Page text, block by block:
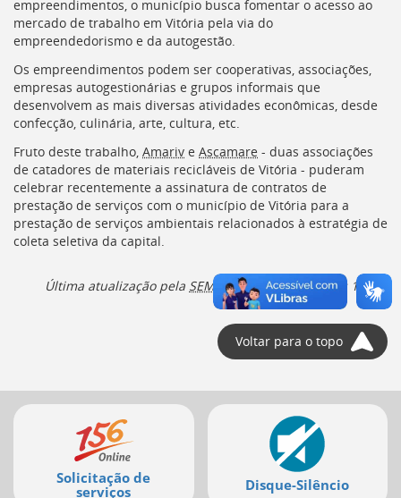
lista
de
secretarias
[]
Ir
para
a
página
de
legislação
[]
Ir
para
a
de
notícias
desta
para
empreendimentos, o município busca fomentar o acesso ao
mercado de trabalho em Vitória pela via do
empreendedorismo e da autogestão.
Os empreendimentos podem ser cooperativas, associações,
empresas autogestionárias e grupos informais que
desenvolvem as mais diversas atividades econômicas, desde
confecção, culinária, arte, cultura, etc.
Fruto deste trabalho, Amariv e Ascamare - duas associações
de catadores de materiais recicláveis de Vitória - puderam
celebrar recentemente a assinatura de contratos de
prestação de serviços com o município de Vitória para a
prestação de serviços ambientais relacionados à estratégia de
coleta seletiva da capital.
Última atualização pela SEMCIDem 06/06/2024, às 18h19
Voltar para o topo
Mais
serviços
Solicitação de
serviços
Disque-Silêncio